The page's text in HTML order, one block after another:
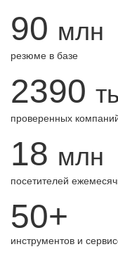
90 млн
резюме в базе
2390
проверенных
18 млн
посетителей
50+
инструментов и